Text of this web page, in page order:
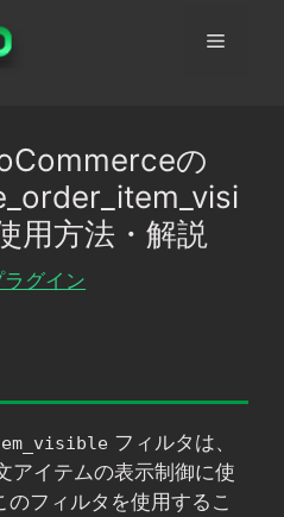
メ
ュ
の
用方法・解説
ラグイン
フィルタは、
アイテムの表示制御に使
フィルタを使用するこ